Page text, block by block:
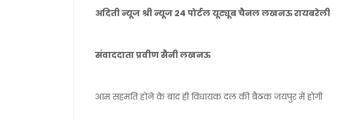
अदिती न्यूज श्री न्यूज 24 पोर्टल यूट्यूब चैनल लखनऊ रायबरेली
संवाददाता प्रवीण सैनी लखनऊ
आम सहमति होने के बाद ही विधायक दल की बैठक जयपुर में होगी